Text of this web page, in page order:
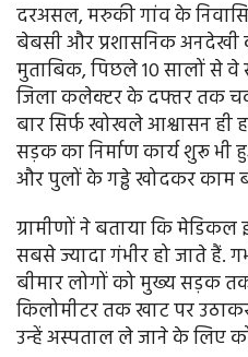
दरअसल, मरुकी गांव के
बेबसी और प्रशासनिक
मुताबिक, पिछले 10 सालों से वे
जिला कलेक्टर के दफ्तर तक
बार सिर्फ खोखले आश्वासन
सड़क का निर्माण कार्य शुरू
और पुलों के गड्ढे खोदकर काम
ग्रामीणों ने बताया कि
सबसे ज्यादा गंभीर हो जाते हैं.
बीमार लोगों को मुख्य सड़क
किलोमीटर तक खाट पर
उन्हें अस्पताल ले जाने के लिए